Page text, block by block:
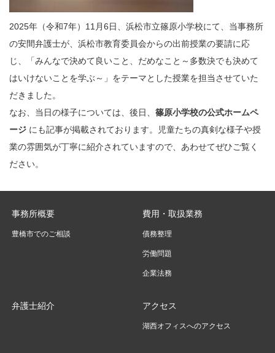
2025年（令和7年）11月6日、浜松市立篠原小学校にて、当事務所
の安間弁護士が、浜松市教育委員会からの出前授業の要請に応
じ、「みんなで決めて良いこと、だめなこと～多数決でも決めて
はいけないことを学ぶ～」をテーマとした授業を担当させていた
だきました。
なお、当日の様子については、後日、 篠原小学校の公式ホームペ
ージ にも記事が掲載されております。児童たちの真剣な様子や授
業の雰囲気が丁寧に紹介されていますので、あわせてぜひご覧く
ださい。
事務所概要
豊橋市でのご相談
費用・取扱業務
債務整理
労働問題
企業法務
弁護士紹介 アクセス
湖西オフィスへのアクセス